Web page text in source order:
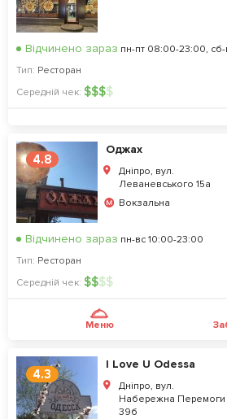
Відчинено зараз пн-пт 08:00-23:00,
Тип: Ресторан
Середній чек: $$$$
4.8
Оджах
Дніпро, вул.
Леваневського 15а
Вокзальна
Відчинено зараз пн-вс 10:00-23:00
Тип: Ресторан
Середній чек: $$$$
Меню
4.3
I Love U Odessa
Дніпро, вул.
Набережна Перемоги
39б